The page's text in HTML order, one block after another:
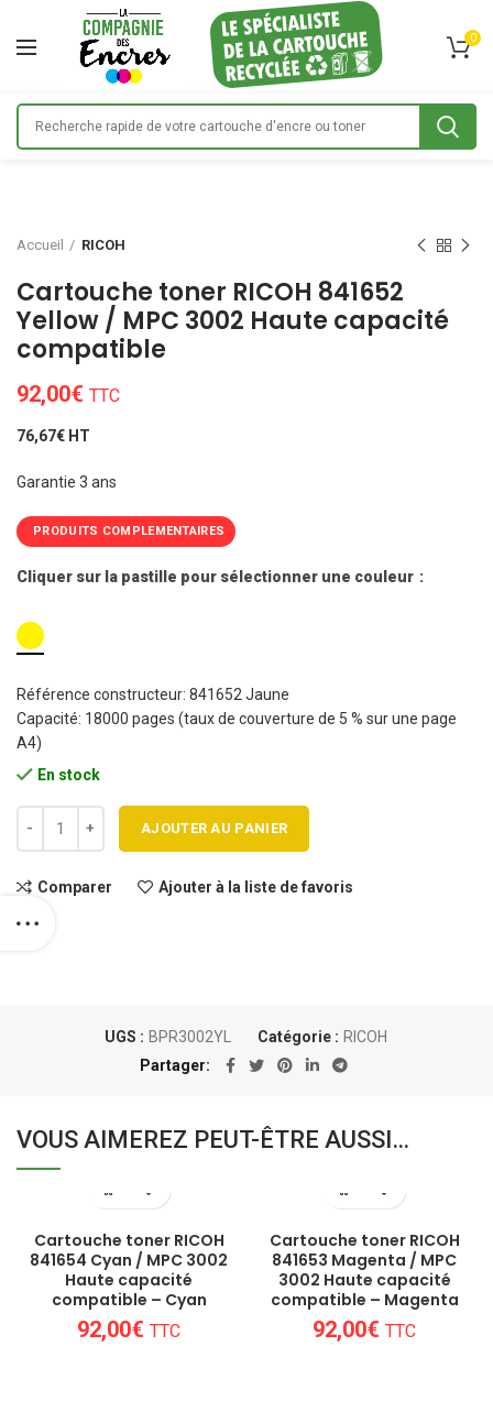
0
Accueil RICOH
Cartouche toner RICOH 841652
Yellow / MPC 3002 Haute capacité
compatible
92,00€ TTC
76,67€ HT
Garantie 3 ans
PRODUITS COMPLEMENTAIRES
Cliquer sur la pastille pour sélectionner une couleur
Référence constructeur: 841652 Jaune
Capacité: 18000 pages (taux de couverture de 5 % sur une page
A4)
En stock
AJOUTER AU PANIER
Comparer Ajouter à la liste de favoris
UGS : BPR3002YL Catégorie : RICOH
Partager
VOUS AIMEREZ PEUT-ÊTRE AUSSI…
Cartouche toner RICOH
841654 Cyan / MPC 3002
Haute capacité
compatible – Cyan
92,00€ TTC
Cartouche toner RICOH
841653 Magenta / MPC
3002 Haute capacité
compatible – Magenta
92,00€ TTC